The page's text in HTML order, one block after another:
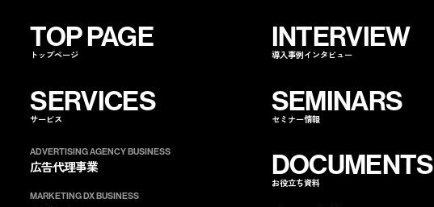
ノバセルを ノバセルを
TOP PAGE
トップページ
INTERVIEW
導入事例インタビュー
SERVICES
サービス
ADVERTISING AGENCY BUSINESS
広告代理事業
MARKETING DX BUSINESS
SEMINARS
セミナー情報
DOCUMENTS
お役立ち資料